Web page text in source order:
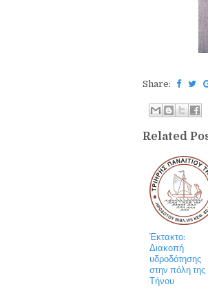
Share:
Related
Έκτακτο:
Διακοπή
υδροδότησης
στην πόλη της
Τήνου